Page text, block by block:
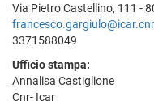
Via Pietro Castellino, 111 -
3371588049
Ufficio stampa:
Annalisa Castiglione
Cnr- Icar